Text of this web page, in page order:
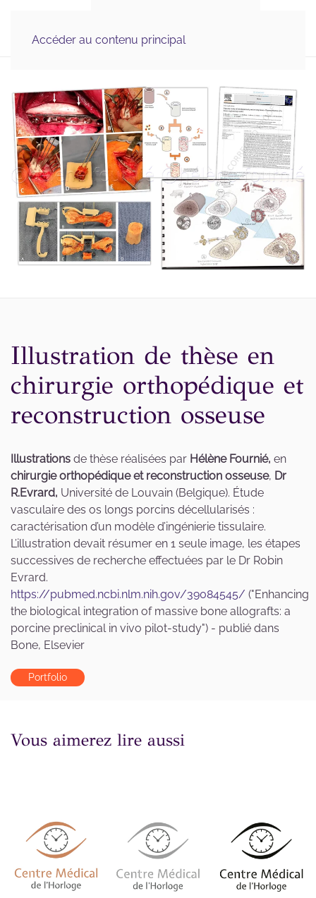
Accéder au contenu principal
& Scientifique, Graphisme
Illustration de thèse en
chirurgie orthopédique et
reconstruction osseuse
Illustrations de thèse réalisées par Hélène Fournié, en
chirurgie orthopédique et reconstruction osseuse, Dr
R.Evrard, Université de Louvain (Belgique). Étude
vasculaire des os longs porcins décellularisés :
caractérisation d’un modèle d’ingénierie tissulaire.
L’illustration devait résumer en 1 seule image, les étapes
successives de recherche effectuées par le Dr Robin
Evrard.
https://pubmed.ncbi.nlm.nih.gov/39084545/ ("Enhancing
the biological integration of massive bone allografts: a
porcine preclinical in vivo pilot-study") - publié dans
Bone, Elsevier
Portfolio
Vous aimerez lire aussi